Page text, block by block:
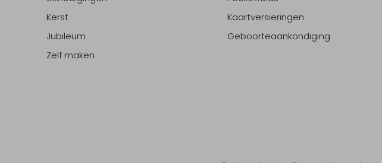
Kerst
Jubileum
Zelf maken
Kaartversieringen
Geboorteaankondiging